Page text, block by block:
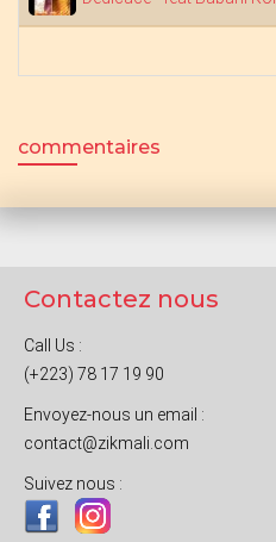
commentaires
Contactez nous
Call Us :
(+223) 78 17 19 90
Envoyez-nous un email :
contact@zikmali.com
Suivez nous :